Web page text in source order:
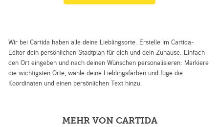
Wir bei Cartida haben alle deine Lieblingsorte. Erstelle im Cartida-
Editor dein persönlichen Stadtplan für dich und dein Zuhause. Einfach
den Ort eingeben und nach deinen Wünschen personalisieren: Markiere
die wichtigsten Orte, wähle deine Lieblingsfarben und füge die
Koordinaten und einen persönlichen Text hinzu.
MEHR VON CARTIDA